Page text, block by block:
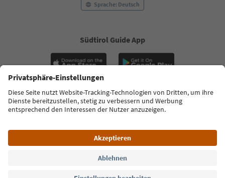
Sprache: Deutsch
Südtirol Guide App
FAQ Kontakt Presse MICE Datenschutzerklärung
Zugänglichkeitserklärung